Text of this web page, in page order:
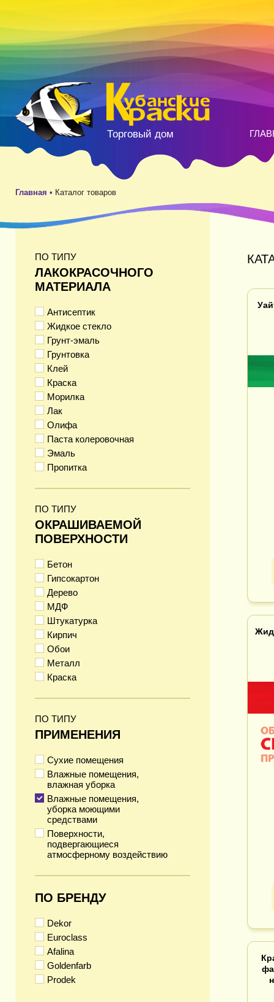
Торговый дом
Главная • Каталог товаров
ПО ТИПУ
ЛАКОКРАСОЧНОГО
МАТЕРИАЛА
Антисептик
Жидкое стекло
Грунт-эмаль
Грунтовка
Клей
Краска
Морилка
Лак
Олифа
Паста колеровочная
Эмаль
Пропитка
ПО ТИПУ
ОКРАШИВАЕМОЙ
ПОВЕРХНОСТИ
Бетон
Гипсокартон
Дерево
МДФ
Штукатурка
Кирпич
Обои
Металл
Краска
ПО ТИПУ
ПРИМЕНЕНИЯ
Сухие помещения
Влажные помещения,
влажная уборка
Влажные помещения,
уборка моющими
средствами
Поверхности,
подвергающиеся
атмосферному воздействию
ПО БРЕНДУ
Dekor
Euroclass
Afalina
Goldenfarb
Prodek